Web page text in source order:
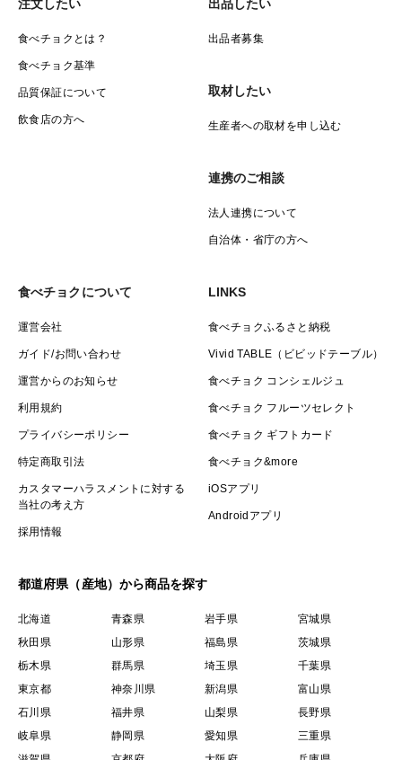
注文したい
食べチョクとは？
食べチョク基準
品質保証について
飲食店の方へ
出品したい
出品者募集
取材したい
生産者への取材を申し込む
連携のご相談
法人連携について
自治体・省庁の方へ
食べチョクについて
運営会社
ガイド/お問い合わせ
運営からのお知らせ
利用規約
プライバシーポリシー
特定商取引法
カスタマーハラスメントに対する
当社の考え方
採用情報
LINKS
食べチョクふるさと納税
Vivid TABLE（ビビッドテーブル）
食べチョク コンシェルジュ
食べチョク フルーツセレクト
食べチョク ギフトカード
食べチョク&more
iOSアプリ
Androidアプリ
都道府県（産地）から商品を探す
北海道 青森県 岩手県
宮城県
秋田県
山形県 福島県
茨城県
栃木県
群馬県 埼玉県
千葉県
東京都
神奈川県 新潟県
富山県
石川県
福井県 山梨県
長野県
岐阜県
静岡県 愛知県
三重県